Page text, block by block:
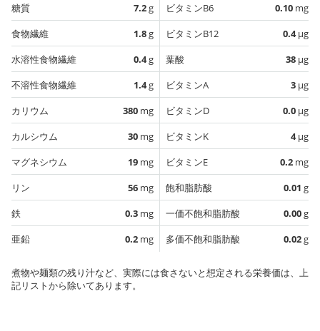
糖質
7.2g
食物繊維
1.8g
水溶性食物繊維
0.4g
不溶性食物繊維
1.4g
カリウム
380 mg
カルシウム
30 mg
マグネシウム
19 mg
リン
56 mg
鉄
0.3 mg
亜鉛
0.2 mg
ビタミンB6
0.10 mg
ビタミンB12
0.4µg
葉酸
38 µg
ビタミンA
3 µg
ビタミンD
0.0 µg
ビタミンK
4µg
ビタミンE
0.2 mg
飽和脂肪酸
0.01 g
一価不飽和脂肪酸
0.00g
多価不飽和脂肪酸
0.02g
煮物や麺類の残り汁など、実際には食さないと想定される栄養価は、上
記リストから除いてあります。